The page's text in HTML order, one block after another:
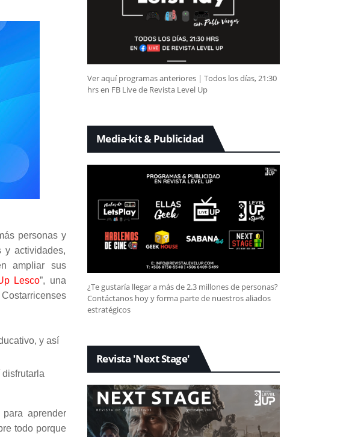
personas y
y actividades,
ampliar sus
Lesco”, una
y así
aprender
todo porque
Ver aquí programas anteriores | Todos los días, 21:30
hrs en FB Live de Revista Level Up
Media-kit & Publicidad
¿Te gustaría llegar a más de 2.3 millones de personas?
Contáctanos hoy y forma parte de nuestros aliados
estratégicos
Revista 'Next Stage'